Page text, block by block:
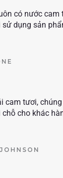
có nước
sử dụng sản
cam tươi,
cho khác